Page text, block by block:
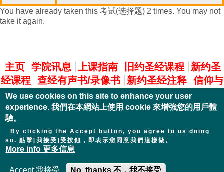
You have already taken this 考试(选择题) 2 times. You may not
take it again.
主選單
主页 学院讯息 上课指南 旧约圣经课程
新约圣
经课程
查经有声书/录像书 新约圣经注释 信仰与
实践
We use cookies on this site to enhance your user
experience. 我們在本網站上使用 cookie 來增強您的用戶體
驗。
By clicking the Accept button, you agree to us doing
so. 點擊[我接受]受按鈕，即表示您同意我們這樣做。
More info 更多信息
Accept 我接受 No, thanks 不，我不接受